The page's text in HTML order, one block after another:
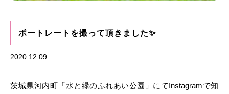
ポートレートを撮って頂きました✨
2020.12.09
茨城県河内町「水と緑のふれあい公園」にてInstagramで知